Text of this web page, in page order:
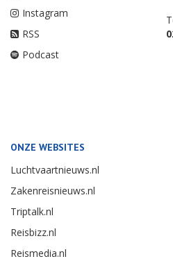
Instagram
RSS
Podcast
ONZE WEBSITES
Luchtvaartnieuws.nl
Zakenreisnieuws.nl
Triptalk.nl
Reisbizz.nl
Reismedia.nl